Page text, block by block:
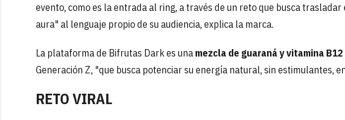
evento, como es la entrada al ring, a través de un reto que busca
aura" al lenguaje propio de su audiencia, explica la marca.
La plataforma de Bifrutas Dark es unamezcla de guaraná y vitamina B12
Generación Z, "que busca potenciar su energía natural, sin estimulantes,
RETO VIRAL